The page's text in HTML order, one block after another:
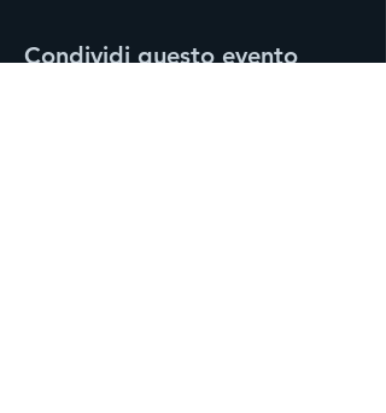
Condividi questo evento